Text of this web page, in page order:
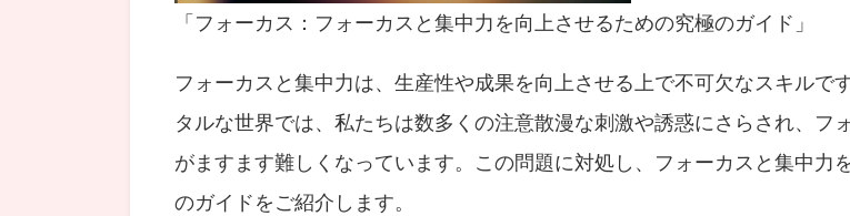
「フォーカス：フォーカスと集中力を向上させるための究極のガイド」
フォーカスと集中力は、生産性や成果を向上させる上で不可欠なスキルで
タルな世界では、私たちは数多くの注意散漫な刺激や誘惑にさらされ、フ
がますます難しくなっています。この問題に対処し、フォーカスと集中力
のガイドをご紹介します。